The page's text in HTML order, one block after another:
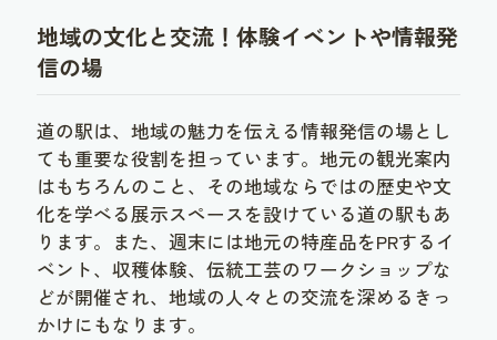
地域の文化と交流！体験イベントや情報発
信の場
道の駅は、地域の魅力を伝える情報発信の場とし
ても重要な役割を担っています。地元の観光案内
はもちろんのこと、その地域ならではの歴史や文
化を学べる展示スペースを設けている道の駅もあ
ります。また、週末には地元の特産品をPRするイ
ベント、収穫体験、伝統工芸のワークショップな
どが開催され、地域の人々との交流を深めるきっ
かけにもなります。